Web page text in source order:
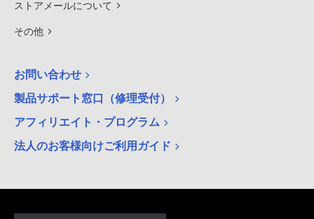
ストアメールについて
その他
お問い合わせ
製品サポート窓口（修理受付）
アフィリエイト・プログラム
法人のお客様向けご利用ガイド